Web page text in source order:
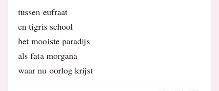
tussen eufraat
en tigris school
het mooiste paradijs
als fata morgana
waar nu oorlog krijst